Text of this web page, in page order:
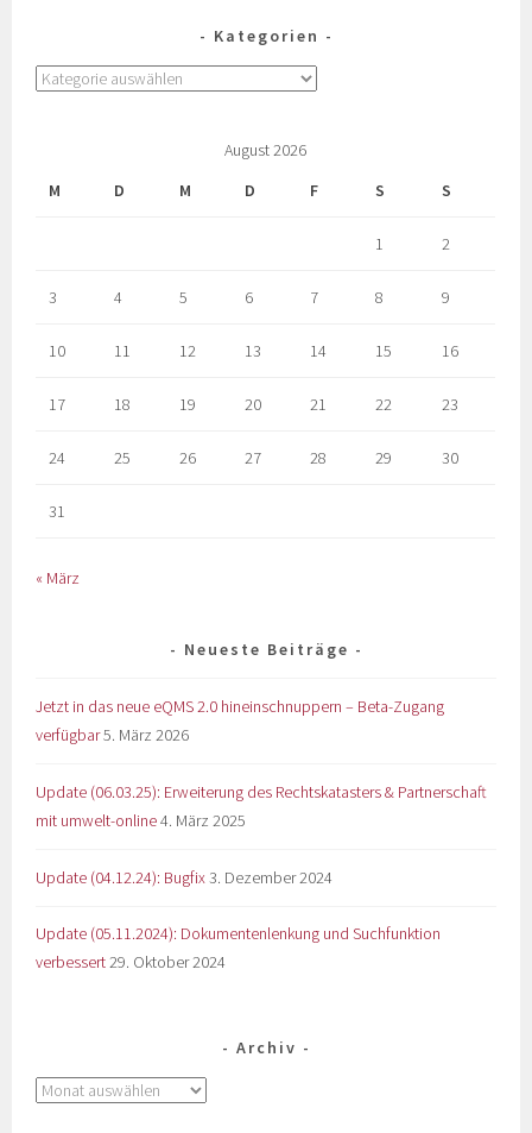
Kategorien
August 2026
M
D M D F S S
1 2
3 4 5 6 7 8 9
10 11 12 13 14 15 16
17 18 19 20 21 22 23
24 25 26 27 28 29 30
31
« März
Neueste Beiträge
Jetzt in das neue eQMS 2.0 hineinschnuppern – Beta-Zugang
verfügbar5. März 2026
Update (06.03.25): Erweiterung des Rechtskatasters & Partnerschaft
mit umwelt-online4. März 2025
Update (04.12.24): Bugfix 3. Dezember 2024
Update (05.11.2024): Dokumentenlenkung und Suchfunktion
verbessert29. Oktober 2024
Archiv